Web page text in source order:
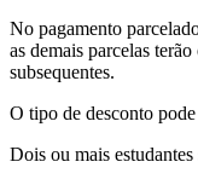
No pagamento
as demais parcelas
subsequentes.
O tipo de desconto
Dois ou mais